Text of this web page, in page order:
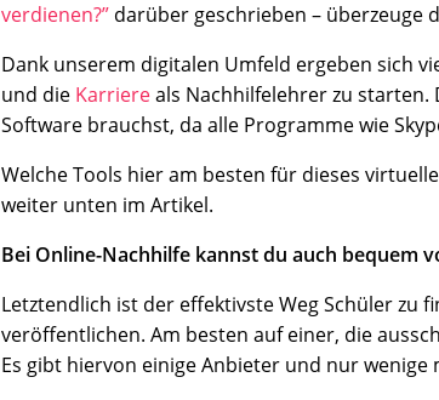
verdienen?” darüber geschrieben – überzeuge
Dank unserem digitalen Umfeld ergeben sich
und die Karriereals Nachhilfelehrer zu starten.
Software brauchst, da alle Programme wie
Welche Tools hier am besten für dieses
weiter unten im Artikel.
Bei Online-Nachhilfe kannst du auch bequem
Letztendlich ist der effektivste Weg Schüler zu
veröffentlichen. Am besten auf einer, die
Es gibt hiervon einige Anbieter und nur